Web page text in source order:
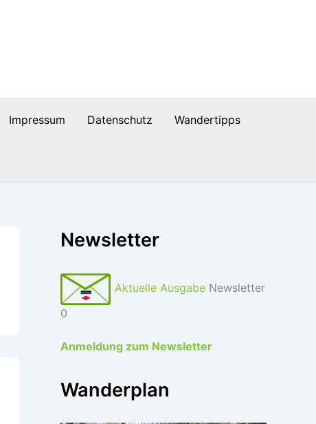
Impressum Datenschutz Wandertipps
Newsletter
Aktuelle Ausgabe Newsletter
0
Anmeldung zum Newsletter
Wanderplan